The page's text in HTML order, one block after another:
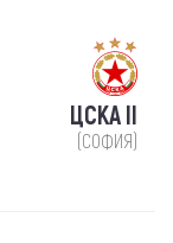
ЦСКА II
(СОФИЯ)